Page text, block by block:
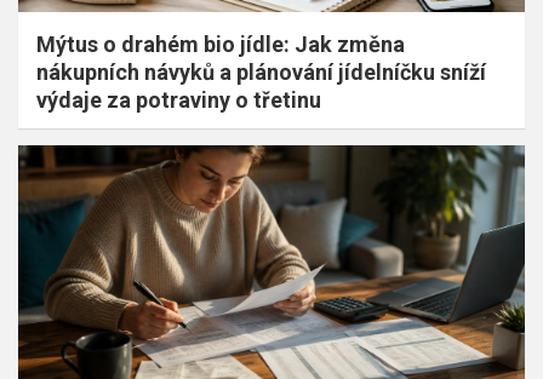
Mýtus o drahém bio jídle: Jak změna
nákupních návyků a plánování jídelníčku sníží
výdaje za potraviny o třetinu